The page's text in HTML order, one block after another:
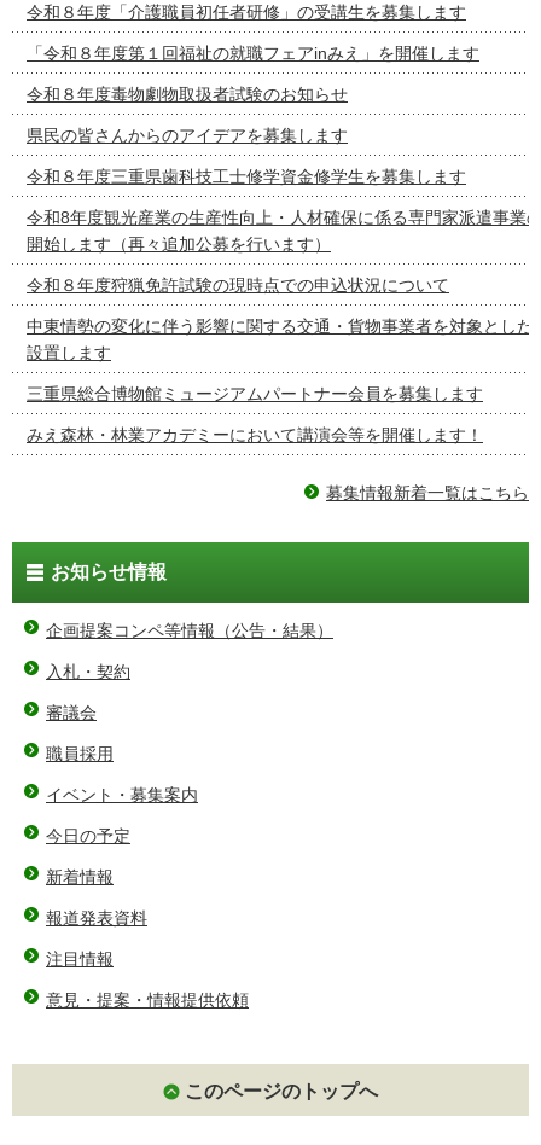
令和８年度「介護職員初任者研修」の受講生を募集します
「令和８年度第１回福祉の就職フェアinみえ」を開催します
令和８年度毒物劇物取扱者試験のお知らせ
県民の皆さんからのアイデアを募集します
令和８年度三重県歯科技工士修学資金修学生を募集します
令和8年度観光産業の生産性向上・人材確保に係る専門家派遣事業
開始します（再々追加公募を行います）
令和８年度狩猟免許試験の現時点での申込状況について
中東情勢の変化に伴う影響に関する交通・貨物事業者を対象とした
設置します
三重県総合博物館ミュージアムパートナー会員を募集します
みえ森林・林業アカデミーにおいて講演会等を開催します！
募集情報新着一覧はこちら
お知らせ情報
企画提案コンペ等情報（公告・結果）
入札・契約
審議会
職員採用
イベント・募集案内
今日の予定
新着情報
報道発表資料
注目情報
意見・提案・情報提供依頼
このページのトップへ